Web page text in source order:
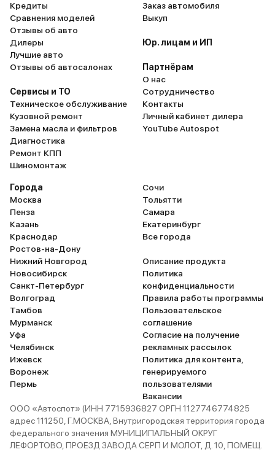
Кредиты
Сравнения моделей
Отзывы об авто
Дилеры
Лучшие авто
Отзывы об автосалонах
Сервисы и ТО
Техническое обслуживание
Кузовной ремонт
Замена масла и фильтров
Диагностика
Ремонт КПП
Шиномонтаж
Заказ автомобиля
Выкуп
Юр. лицам и ИП
Партнёрам
О нас
Сотрудничество
Контакты
Личный кабинет дилера
YouTube Autospot
Города
Москва
Пенза
Казань
Краснодар
Ростов-на-Дону
Нижний Новгород
Новосибирск
Санкт-Петербург
Волгоград
Тамбов
Мурманск
Уфа
Челябинск
Ижевск
Воронеж
Пермь
Сочи
Тольятти
Самара
Екатеринбург
Все города
Описание продукта
Политика
конфиденциальности
Правила работы программы
Пользовательское
соглашение
Согласие на получение
рекламных рассылок
Политика для контента,
генерируемого
пользователями
Вакансии
ООО «Автоспот» (ИНН 7715936827 ОРГН 1127746774825
адрес 111250, Г.МОСКВА, Внутригородская территория города
федерального значения МУНИЦИПАЛЬНЫЙ ОКРУГ
ЛЕФОРТОВО, ПРОЕЗД ЗАВОДА СЕРП И МОЛОТ, Д. 10, ПОМЕЩ.